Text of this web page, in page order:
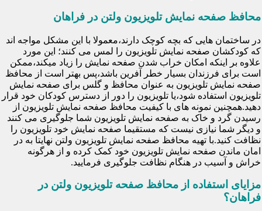
محافظ صفحه نمایش تلویزیون ولتن در فراهان
در ساختمان هایی که بچه کوچک دارند،معمولا با این مشکل مواجه اند
که کودکشان صفحه نمایش تلویزیون را لمس می کنند؛ این مورد
علاوه بر اینکه امکان خراب شدن صفحه نمایش را زیاد میکند،ممکن
است برای فرزندان بسیار خطر آفرین باشد،پس بهتر است از محافظ
صفحه نمایش تلویزیون به عنوان محافظ و گلس برای صفحه نمایش
تلویزیون استفاده شود،یا تلویزیون را دور از دسترس کودکان خود قرار
دهید.همچنین نمونه های با کیفیت محافظ صفحه نمایش تلویزیون از
رسیدن گرد و خاک به صفحه نمایش تلویزیون شما جلوگیری می کنند
و دیگر شما نیازی نیست که مستقیما صفحه نمایش خود تلویزیون را
نظافت کنید.با تهیه محافظ صفحه نمایش تلویزیون ولتن نهایتا به در
امان ماندن صفحه نمایش تلویزیون خود کمک کرده و از هرگونه
خراش و آسیب در هنگام نظافت جلوگیری فرمایید.
مزایای استفاده از محافظ صفحه تلویزیون ولتن در
فراهان؟